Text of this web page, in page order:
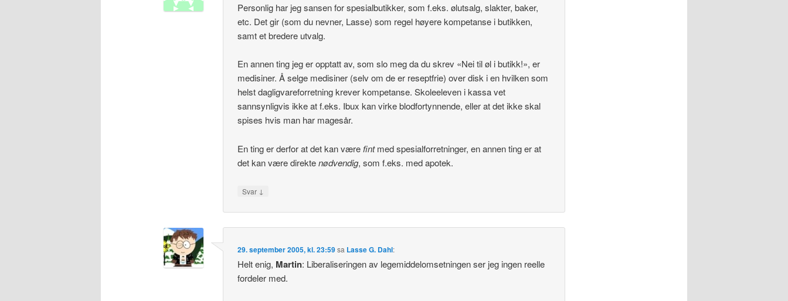
Personlig har jeg sansen for spesialbutikker, som f.eks. ølutsalg, slakter, baker,
etc. Det gir (som du nevner, Lasse) som regel høyere kompetanse i butikken,
samt et bredere utvalg.
En annen ting jeg er opptatt av, som slo meg da du skrev «Nei til øl i butikk!», er
medisiner. Å selge medisiner (selv om de er reseptfrie) over disk i en hvilken som
helst dagligvareforretning krever kompetanse. Skoleeleven i kassa vet
sannsynligvis ikke at f.eks. Ibux kan virke blodfortynnende, eller at det ikke skal
spises hvis man har magesår.
En ting er derfor at det kan være fintmed spesialforretninger, en annen ting er at
det kan være direktenødvendig, som f.eks. med apotek.
Svar ↓
29. september 2005, kl. 23:59sa Lasse G. Dahl:
Helt enig, Martin: Liberaliseringen av legemiddelomsetningen ser jeg ingen reelle
fordeler med.